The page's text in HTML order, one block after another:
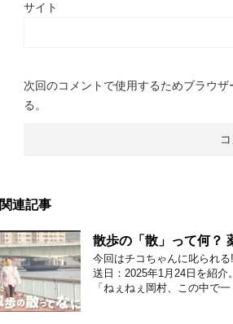
サイト
次回のコメントで使用するためブラウ
る。
関連記事
散歩の「散」って何？
今回はチコちゃんに叱られ
送日：2025年1月24日を紹
「ねぇねぇ岡村、この中で